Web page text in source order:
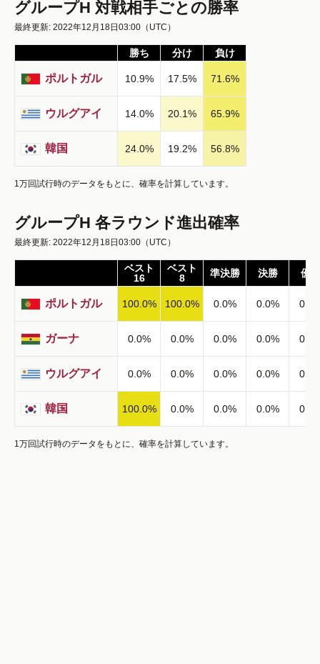
グループH 対戦相手ごとの勝率
最終更新: 2022年12月18日03:00 （UTC）
勝ち 分け 負け
ポルトガル 10.9% 17.5% 71.6%
ウルグアイ 14.0% 20.1% 65.9%
韓国 24.0% 19.2% 56.8%
1万回試行時のデータをもとに、確率を計算しています。
グループH 各ラウンド進出確率
最終更新: 2022年12月18日03:00 （UTC）
ベスト
16
ベスト
8
準決勝 決勝 優勝
ポルトガル 100.0% 100.0% 0.0% 0.0% 0.0
ガーナ 0.0% 0.0% 0.0% 0.0% 0.0
ウルグアイ 0.0% 0.0% 0.0% 0.0% 0.0
韓国 100.0% 0.0% 0.0% 0.0% 0.0
1万回試行時のデータをもとに、確率を計算しています。